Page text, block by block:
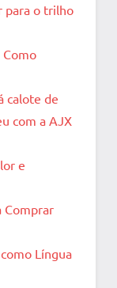
para o trilho
Como
calote de
com a AJX
e
Comprar
Língua